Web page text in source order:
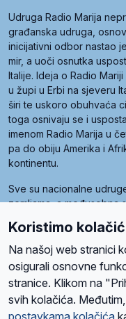
Udruga Radio Marija
građanska udruga,
inicijativni odbor nastao
mir, a uoči osnutka
Italije. Ideja o Radio
u župi u Erbi na sjeveru
širi te uskoro obuhvaća
toga osnivaju se i
imenom Radio Marija u
pa do obiju Amerika i
kontinentu.
Sve su nacionalne
zemljama, a
Radio Maria). Svjetsku
kojima je i hrvatska
O namaRadio Program
Koristimo
Na našoj web stranici
osigurali osnovne
stranice. Klikom na
svih kolačića.
postavkama kolačića